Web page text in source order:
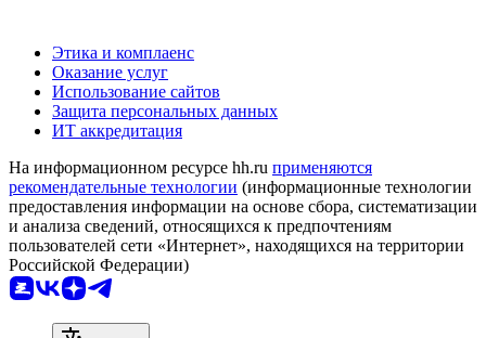
Этика и комплаенс
Оказание услуг
Использование сайтов
Защита персональных данных
ИТ аккредитация
На информационном ресурсе hh.ru применяются
рекомендательные технологии (информационные технологии
предоставления информации на основе сбора, систематизации
и анализа сведений, относящихся к предпочтениям
пользователей сети «Интернет», находящихся на территории
Российской Федерации)